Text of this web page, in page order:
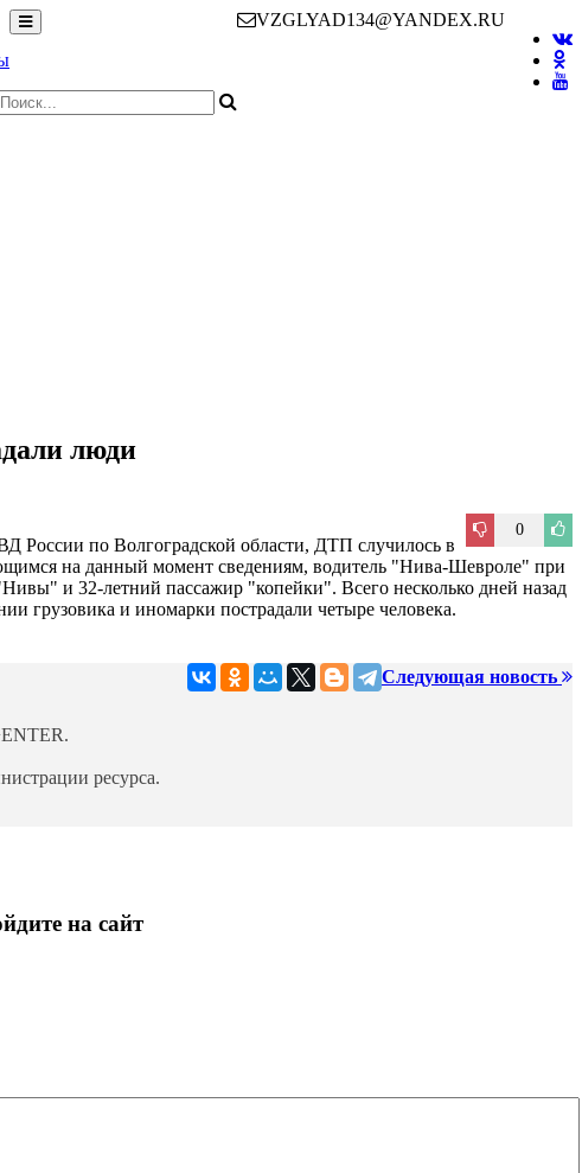
VZGLYAD134@YANDEX.RU
люди
0
России по Волгоградской области, ДТП случилось в
на данный момент сведениям, водитель "Нива-Шевроле" при
и 32-летний пассажир "копейки". Всего несколько дней назад
грузовика и иномарки пострадали четыре человека.
Следующая новость
ресурса.
на сайт